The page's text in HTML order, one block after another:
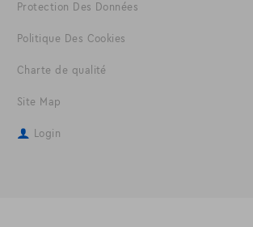
Protection Des Données
Politique Des Cookies
Charte de qualité
Site Map
Login